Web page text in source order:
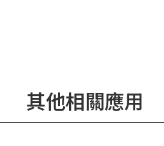
其他相關應用